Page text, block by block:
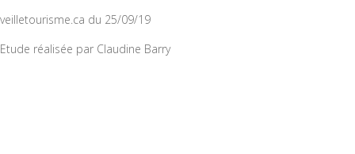
veilletourisme.ca du 25/09/19
Etude réalisée par Claudine Barry